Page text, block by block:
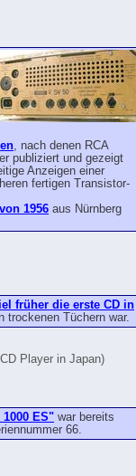
, nach denen RCA
publiziert und gezeigt
Anzeigen einer
fertigen Transistor-
1956 aus Nürnberg
früher die erste CD in
trockenen Tüchern war.
Player in Japan)
1000 ES" war bereits
66.